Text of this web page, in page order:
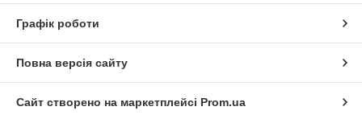
Графік роботи
Повна версія сайту
Сайт створено на маркетплейсі Prom.ua